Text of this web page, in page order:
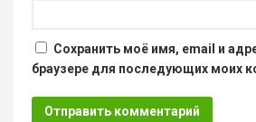
Сохранить моё имя, email и
браузере для последующих моих